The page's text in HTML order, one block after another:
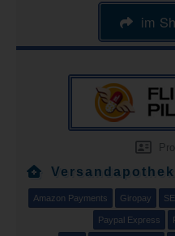
im
Amazon Payments Giropay
Paypal Express